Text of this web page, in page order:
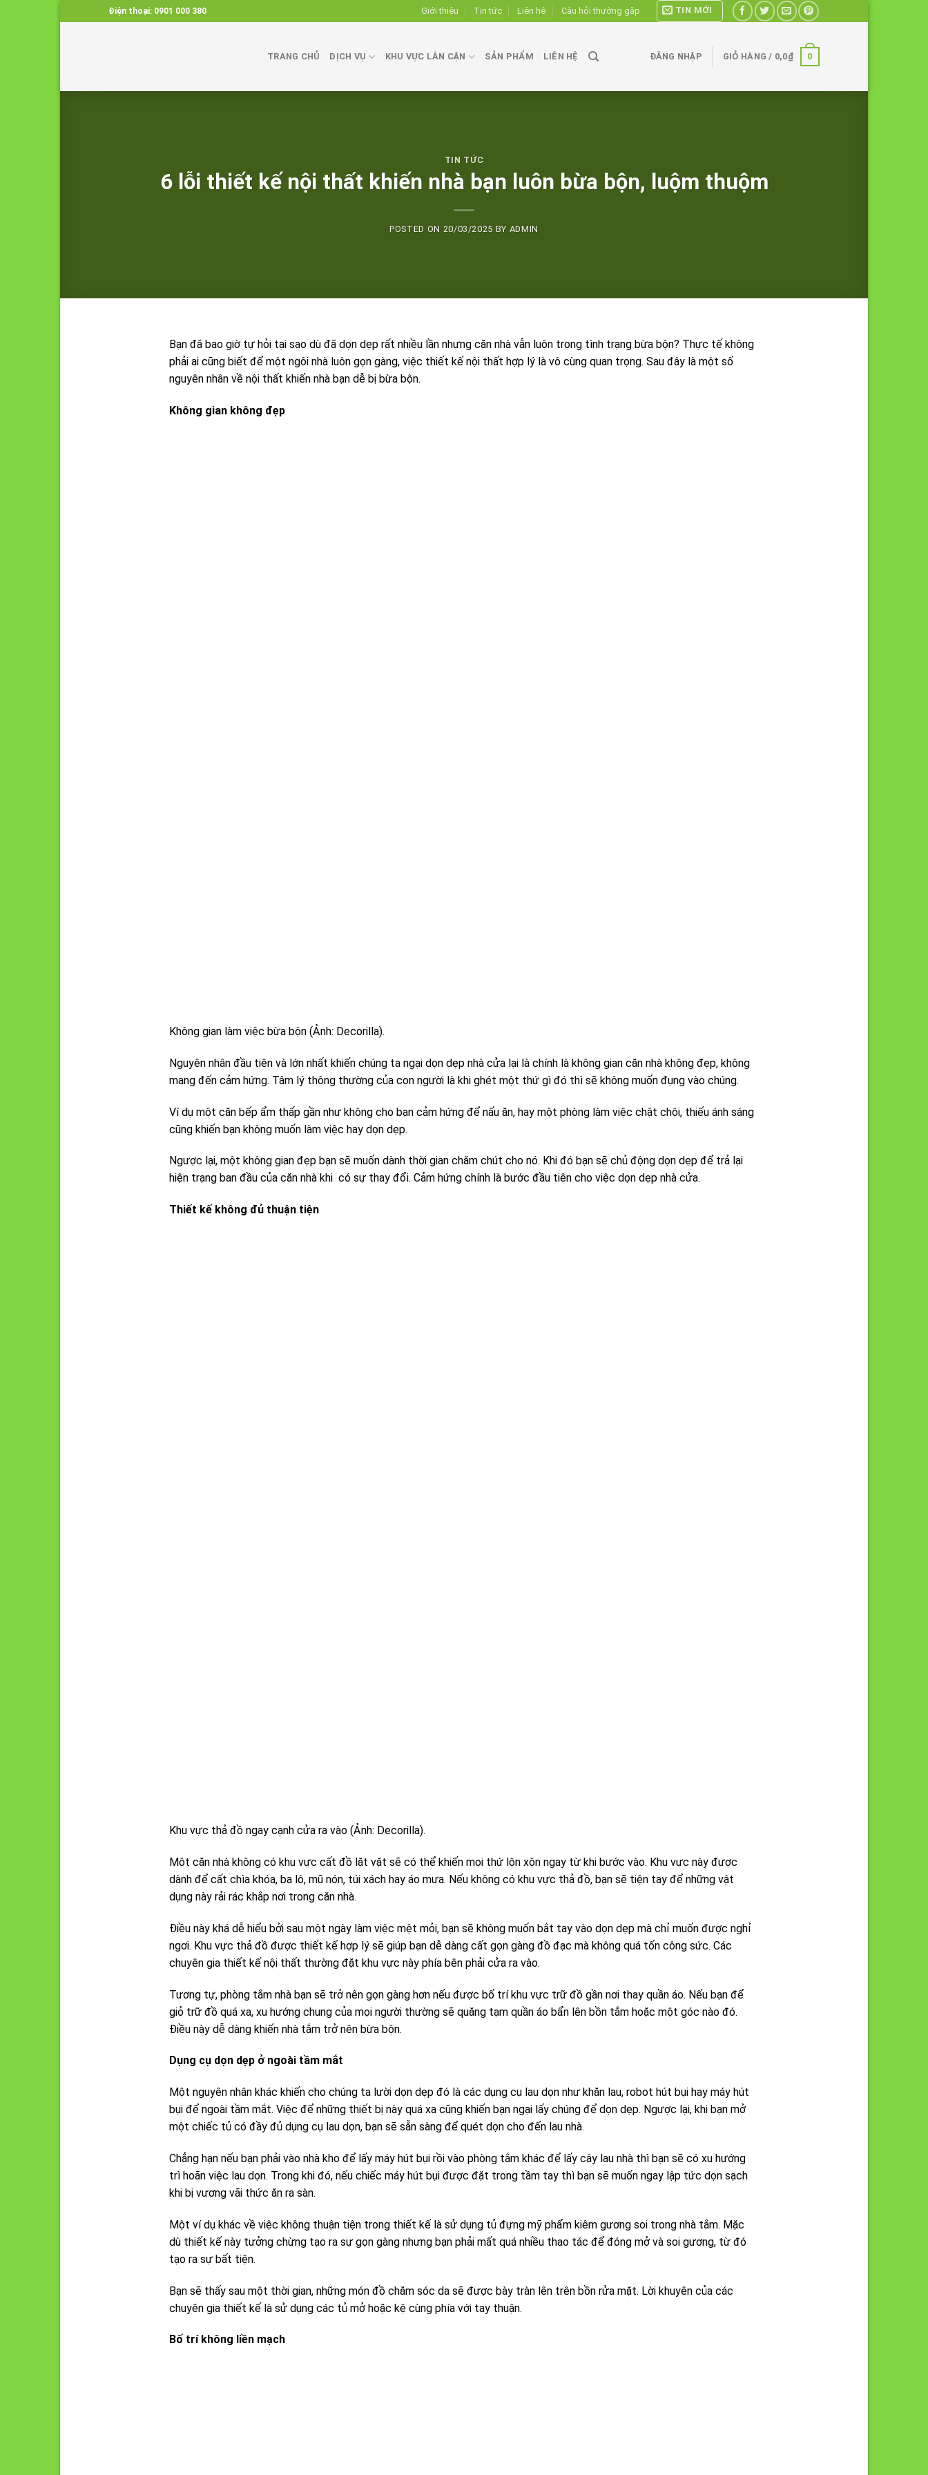
to
Điện thoại: 0901 000 380 Giới thiệu Tin tức Liên hệ Câu hỏi thường gặp TIN MỚI
TRANG CHỦ DỊCH VỤ KHU VỰC LÂN CẬN SẢN PHẨM LIÊN HỆ ĐĂNG NHẬP GIỎ HÀNG / 0,0₫ 0
TIN TỨC
6 lỗi thiết kế nội thất khiến nhà bạn luôn bừa bộn, luộm thuộm
POSTED ON 20/03/2025 BY ADMIN
Bạn đã bao giờ tự hỏi tại sao dù đã dọn dẹp rất nhiều lần nhưng căn nhà vẫn luôn trong tình trạng bừa bộn? Thực tế không
phải ai cũng biết để một ngôi nhà luôn gọn gàng, việc thiết kế nội thất hợp lý là vô cùng quan trọng. Sau đây là một số
nguyên nhân về nội thất khiến nhà bạn dễ bị bừa bộn.
Không gian không đẹp
Không gian làm việc bừa bộn (Ảnh: Decorilla).
Nguyên nhân đầu tiên và lớn nhất khiến chúng ta ngại dọn dẹp nhà cửa lại là chính là không gian căn nhà không đẹp, không
mang đến cảm hứng. Tâm lý thông thường của con người là khi ghét một thứ gì đó thì sẽ không muốn đụng vào chúng.
Ví dụ một căn bếp ẩm thấp gần như không cho bạn cảm hứng để nấu ăn, hay một phòng làm việc chật chội, thiếu ánh sáng
cũng khiến bạn không muốn làm việc hay dọn dẹp.
Ngược lại, một không gian đẹp bạn sẽ muốn dành thời gian chăm chút cho nó. Khi đó bạn sẽ chủ động dọn dẹp để trả lại
hiện trạng ban đầu của căn nhà khi có sự thay đổi. Cảm hứng chính là bước đầu tiên cho việc dọn dẹp nhà cửa.
Thiết kế không đủ thuận tiện
Khu vực thả đồ ngay cạnh cửa ra vào (Ảnh: Decorilla).
Một căn nhà không có khu vực cất đồ lặt vặt sẽ có thể khiến mọi thứ lộn xộn ngay từ khi bước vào. Khu vực này được
dành để cất chìa khóa, ba lô, mũ nón, túi xách hay áo mưa. Nếu không có khu vực thả đồ, bạn sẽ tiện tay để những vật
dụng này rải rác khắp nơi trong căn nhà.
Điều này khá dễ hiểu bởi sau một ngày làm việc mệt mỏi, bạn sẽ không muốn bắt tay vào dọn dẹp mà chỉ muốn được nghỉ
ngơi. Khu vực thả đồ được thiết kế hợp lý sẽ giúp bạn dễ dàng cất gọn gàng đồ đạc mà không quá tốn công sức. Các
chuyên gia thiết kế nội thất thường đặt khu vực này phía bên phải cửa ra vào.
Tương tự, phòng tắm nhà bạn sẽ trở nên gọn gàng hơn nếu được bố trí khu vực trữ đồ gần nơi thay quần áo. Nếu bạn để
giỏ trữ đồ quá xa, xu hướng chung của mọi người thường sẽ quăng tạm quần áo bẩn lên bồn tắm hoặc một góc nào đó.
Điều này dễ dàng khiến nhà tắm trở nên bừa bộn.
Dụng cụ dọn dẹp ở ngoài tầm mắt
Một nguyên nhân khác khiến cho chúng ta lười dọn dẹp đó là các dụng cụ lau dọn như khăn lau, robot hút bụi hay máy hút
bụi để ngoài tầm mắt. Việc để những thiết bị này quá xa cũng khiến bạn ngại lấy chúng để dọn dẹp. Ngược lại, khi bạn mở
một chiếc tủ có đầy đủ dụng cụ lau dọn, bạn sẽ sẵn sàng để quét dọn cho đến lau nhà.
Chẳng hạn nếu bạn phải vào nhà kho để lấy máy hút bụi rồi vào phòng tắm khác để lấy cây lau nhà thì bạn sẽ có xu hướng
trì hoãn việc lau dọn. Trong khi đó, nếu chiếc máy hút bụi được đặt trong tầm tay thì bạn sẽ muốn ngay lập tức dọn sạch
khi bị vương vãi thức ăn ra sàn.
Một ví dụ khác về việc không thuận tiện trong thiết kế là sử dụng tủ đựng mỹ phẩm kiêm gương soi trong nhà tắm. Mặc
dù thiết kế này tưởng chừng tạo ra sự gọn gàng nhưng bạn phải mất quá nhiều thao tác để đóng mở và soi gương, từ đó
tạo ra sự bất tiện.
Bạn sẽ thấy sau một thời gian, những món đồ chăm sóc da sẽ được bày tràn lên trên bồn rửa mặt. Lời khuyên của các
chuyên gia thiết kế là sử dụng các tủ mở hoặc kệ cùng phía với tay thuận.
Bố trí không liền mạch